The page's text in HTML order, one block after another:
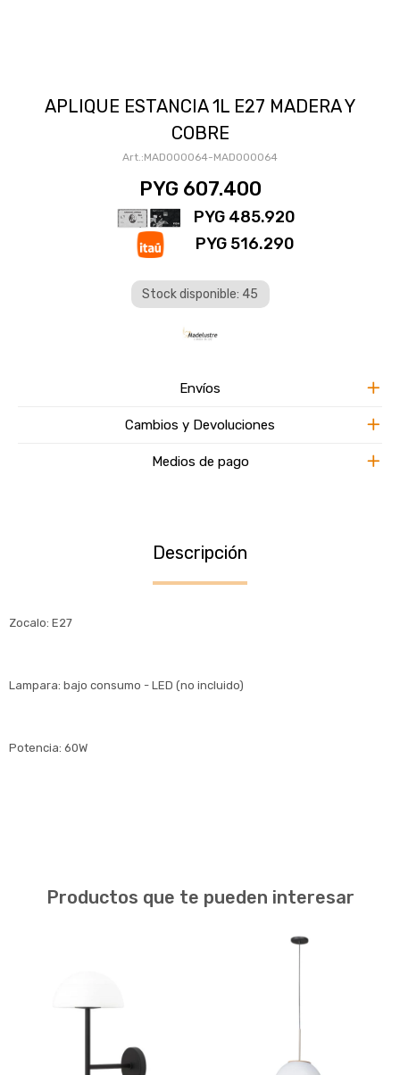
APLIQUE ESTANCIA 1L E27 MADERA Y
COBRE
MAD000064-MAD000064
PYG 607.400
PYG 485.920
PYG 516.290
Stock disponible: 45
Envíos
Cambios y Devoluciones
Medios de pago
Descripción
Zocalo: E27
Lampara: bajo consumo - LED (no incluido)
Potencia: 60W
Productos que te pueden interesar